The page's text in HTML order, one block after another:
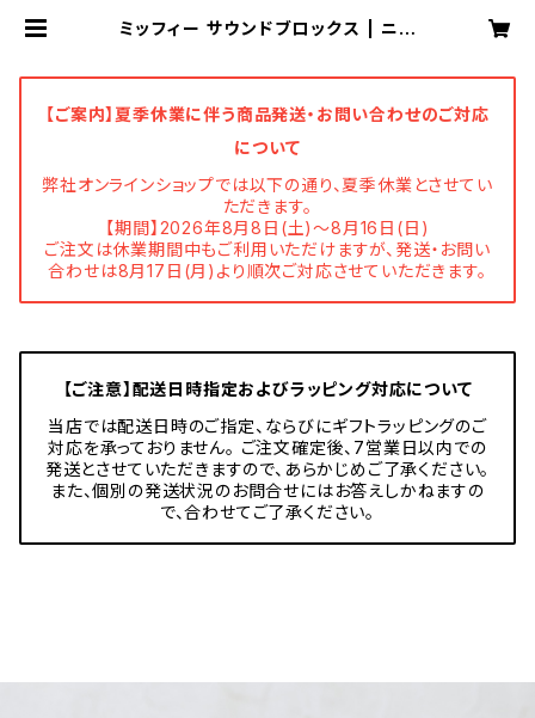
ミッフィー サウンドブロックス | ニチ
【ご案内】夏季休業に伴う商品発送・お問い合わせのご対応
について
弊社オンラインショップでは以下の通り、夏季休業とさせてい
ただきます。
【期間】2026年8月8日(土)～8月16日(日)
ご注文は休業期間中もご利用いただけますが、発送・お問い
合わせは8月17日(月)より順次ご対応させていただきます。
【ご注意】配送日時指定およびラッピング対応について
当店では配送日時のご指定、ならびにギフトラッピングのご
対応を承っておりません。 ご注文確定後、7営業日以内での
発送とさせていただきますので、あらかじめご了承ください。
また、個別の発送状況のお問合せにはお答えしかねますの
で、合わせてご了承ください。